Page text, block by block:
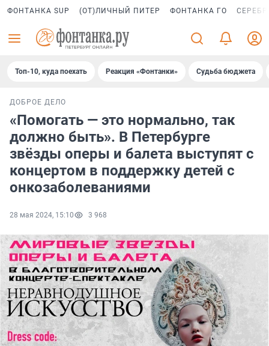
ФОНТАНКА SUP (ОТ)ЛИЧНЫЙ ПИТЕР ФОНТАНКА ГО
Топ-10, куда поехать Реакция «Фонтанки» Судьба бюджета
ДОБРОЕ ДЕЛО
«Помогать — это нормально, так
должно быть». В Петербурге
звёзды оперы и балета выступят с
концертом в поддержку детей с
онкозаболеваниями
28 мая 2024, 15:10 3 968